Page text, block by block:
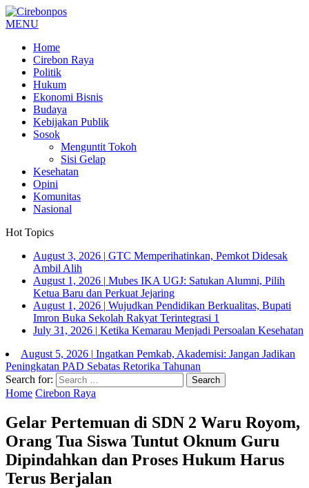
MENU
Home
Cirebon Raya
Politik
Hukum
Ekonomi Bisnis
Budaya
Kebijakan Publik
Sosok
Menguntit Tokoh
Sisi Gelap
Kesehatan
Opini
Komunitas
Nasional
Hot Topics
August 3, 2026 | GTC Memperihatinkan, Pemkot Didesak
Ambil Alih
August 1, 2026 | Mubes IKA UGJ: Satukan Alumni, Pilih
Ketua Baru dan Perkuat Jejaring
August 1, 2026 | Wujudkan Pendidikan Berkualitas, Bupati
Imron Buka Sekolah Rakyat Terintegrasi 1
July 31, 2026 | Ketika Kemarau Menjadi Persoalan Kesehatan
August 5, 2026 | Ingatkan Pemkab, Akademisi: Jangan Jadikan
Peningkatan PAD Sebatas Retorika Tahunan
Search for:
Home Cirebon Raya
Gelar Pertemuan di SDN 2 Waru Royom,
Orang Tua Siswa Tuntut Oknum Guru
Dipindahkan dan Proses Hukum Harus
Terus Berjalan